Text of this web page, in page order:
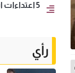
5 اعتداءات استيطانية جديدة بالضفة الفلسطينية
رأي